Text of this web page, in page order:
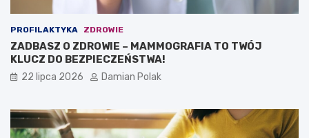
PROFILAKTYKA ZDROWIE
ZADBASZ O ZDROWIE – MAMMOGRAFIA TO TWÓJ
KLUCZ DO BEZPIECZEŃSTWA!
22 lipca 2026 Damian Polak